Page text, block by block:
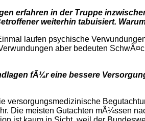
erfahren in der Truppe
weiterhin tabuisiert.
laufen psychische
aber bedeuten
fÃ¼r eine bessere
versorgungsmedizinische
Die meisten Gutachten mÃ¼ssen